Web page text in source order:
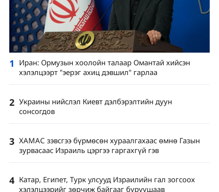
1
Иран: Ормузын хоолойн талаар Омантай хийсэн
хэлэлцээрт "эерэг ахиц дэвшил" гарлаа
2 Украины нийслэл Киевт дэлбэрэлтийн дуун
сонсогдов
3 ХАМАС зэвсгээ бүрмөсөн хураалгахаас өмнө Газын
зурвасаас Израиль цэргээ гаргахгүй гэв
4 Катар, Египет, Турк улсууд Израилийн гал зогсоох
хэлэлцээрийг зөрчиж байгааг буруушаав